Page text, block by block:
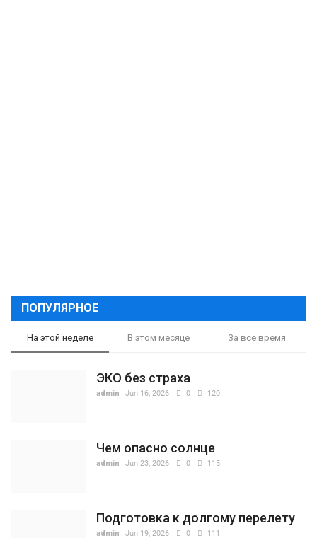
ПОПУЛЯРНОЕ
На этой неделе В этом месяце За все время
ЭКО без страха
admin Jun 16, 2026 0 120
Чем опасно солнце
admin Jun 23, 2026 0 115
Подготовка к долгому перелету
admin Jun 19, 2026 0 111